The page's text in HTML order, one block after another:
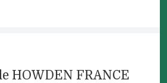
HOWDEN FRANCE